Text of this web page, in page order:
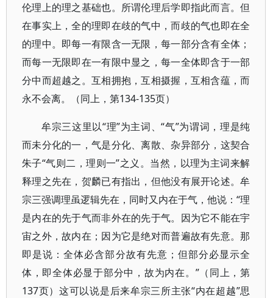
伦理上的理之基础也。所谓伦理后学即指此而言。但
在事实上，全的理即在歧的气中，而歧的气也即在全
的理中。即每一有限含一无限，每一部分含有全体；
而每一无限即在一有限中显之，每一全体即含于一部
分中而超越之。互相拥抱，互相摄握，互相含蕴，而
永不会离。（同上，第134-135页）
牟宗三这里以“理”为主词、“气”为谓词，理是纯
而未分化的一，气是分化、离散、杂异部分，这契合
朱子“气则二，理则一”之义。当然，以理为主词来解
释理之先在，贺麟已有指出，但他没有展开论述。牟
宗三强调理虽逻辑先在，同时又内在于气，他说：“理
是内在的先于气而非外在的先于气。因为它不能在宇
宙之外，故内在；因为它是绝对而普遍故有先意。那
即是说：全体必含部分故有先意；但部分必显示全
体，即全体必显于部分中，故为内在。”（同上，第
137页）这可以说是后来牟宗三所主张“内在超越”思